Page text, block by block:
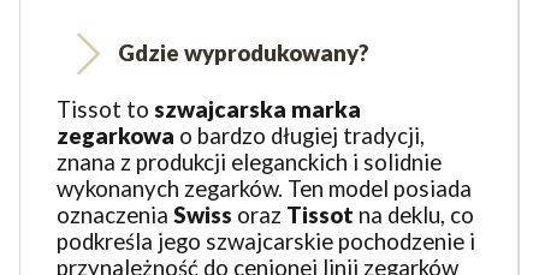
Gdzie wyprodukowany?
Tissot to szwajcarska marka
zegarkowa o bardzo długiej tradycji,
znana z produkcji eleganckich i solidnie
wykonanych zegarków. Ten model posiada
oznaczenia Swiss oraz Tissot na deklu, co
podkreśla jego szwajcarskie pochodzenie i
przynależność do cenionej linii zegarków